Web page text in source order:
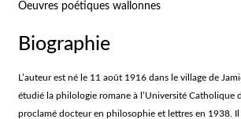
Oeuvres poétiques wallonnes
Biographie
L’auteur est né le 11 août 1916 dans le village de
étudié la philologie romane à l’Université Catholique
proclamé docteur en philosophie et lettres en 1938.